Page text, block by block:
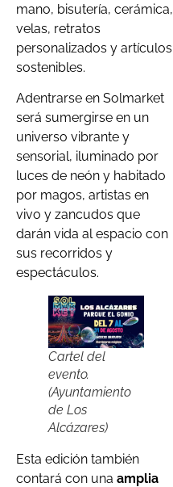
mano, bisutería, cerámica,
velas, retratos
personalizados y artículos
sostenibles.
Adentrarse en Solmarket
será sumergirse en un
universo vibrante y
sensorial, iluminado por
luces de neón y habitado
por magos, artistas en
vivo y zancudos que
darán vida al espacio con
sus recorridos y
espectáculos.
Cartel del
evento.
(Ayuntamiento
de Los
Alcázares)
Esta edición también
contará con una amplia